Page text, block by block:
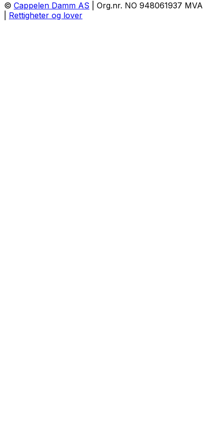
© Cappelen Damm AS | Org.nr. NO 948061937 MVA
Rettigheter og lover